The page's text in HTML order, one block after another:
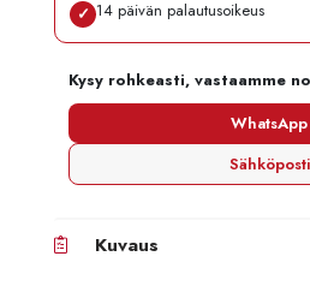
✓ 14 päivän palautusoikeus
Kysy rohkeasti, vastaamme
WhatsApp
Sähköposti
Kuvaus